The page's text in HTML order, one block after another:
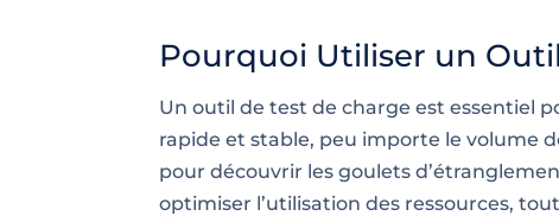
Pourquoi Utiliser un
Un outil de test de charge est essentiel
rapide et stable, peu importe le volume
pour découvrir les goulets
optimiser l’utilisation des ressources,